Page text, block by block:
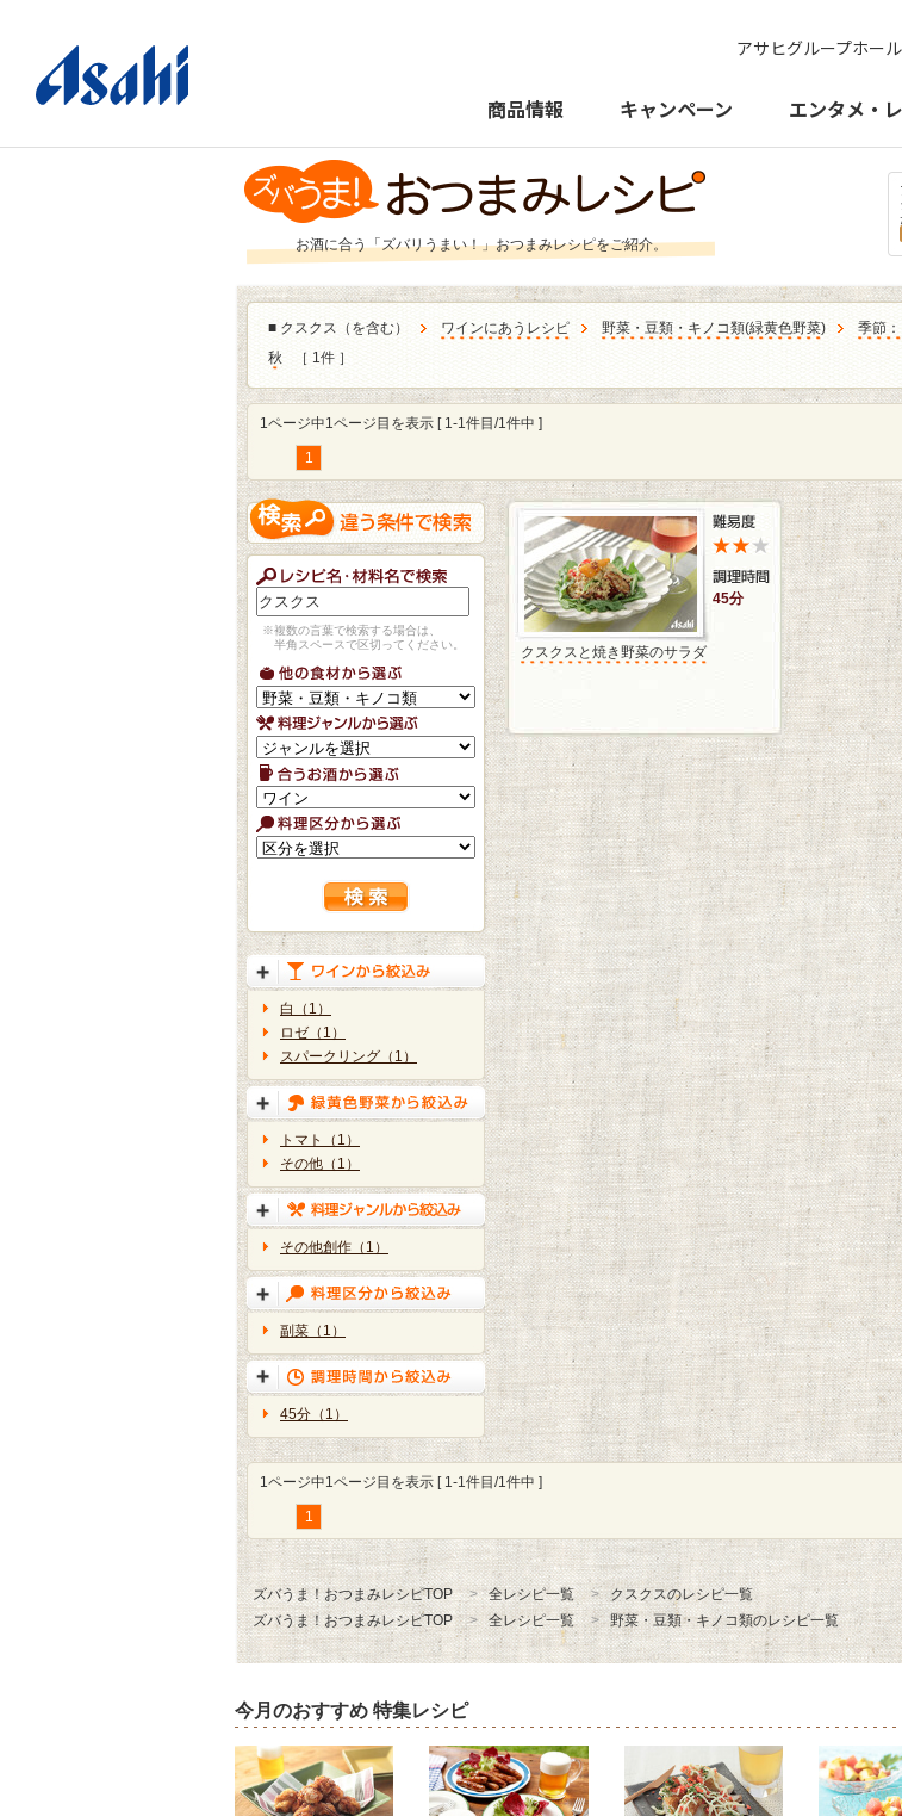
アサヒグループホー
商品情報 キャンペーン エンタメ・
お酒に合う「ズバリうまい！」おつまみレシピをご紹介。
■ クスクス（を含む） ワインにあうレシピ 野菜・豆類・キノコ類(緑黄色野菜)
季節：
秋
［ 1件 ］
1ページ中1ページ目を表示 [ 1-1件目/1件中 ]
1
※複数の言葉で検索する場合は、
半角スペースで区切ってください。
白（1）
ロゼ（1）
スパークリング（1）
トマト（1）
その他（1）
その他創作（1）
副菜（1）
45分（1）
45分
クスクスと焼き野菜のサラダ
1ページ中1ページ目を表示 [ 1-1件目/1件中 ]
1
ズバうま！おつまみレシピTOP 全レシピ一覧
クスクスのレシピ一覧
ズバうま！おつまみレシピTOP
全レシピ一覧 野菜・豆類・キノコ類のレシピ一覧
今月のおすすめ 特集レシピ